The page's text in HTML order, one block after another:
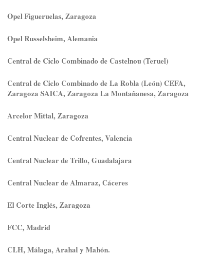
Opel Figueruelas, Zaragoza
Opel Russelsheim, Alemania
Central de Ciclo Combinado de Castelnou (Teruel)
Central de Ciclo Combinado de La Robla (León) CEFA,
Zaragoza SAICA, Zaragoza La Montañanesa,Zaragoza
Arcelor Mittal, Zaragoza
Central Nuclear de Cofrentes, Valencia
Central Nuclear de Trillo, Guadalajara
Central Nuclear de Almaraz, Cáceres
El Corte Inglés, Zaragoza
FCC, Madrid
CLH, Málaga, Arahal y Mahón.